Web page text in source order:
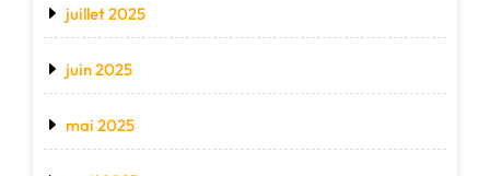
juillet 2025
juin 2025
mai 2025